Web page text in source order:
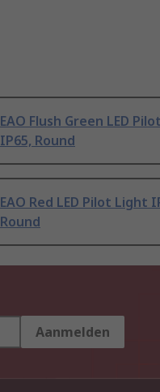
EAO Flush Green LED
IP65, Round
EAO Red LED Pilot Light
Round
Aanmelden